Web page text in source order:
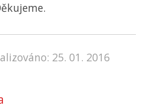
25. 01. 2016